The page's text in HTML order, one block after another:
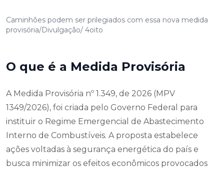
Caminhões podem ser prilegiados com essa nova medida
provisória/Divulgação/ 4oito
O que é a Medida Provisória
A Medida Provisória nº 1.349, de 2026 (MPV
1349/2026), foi criada pelo Governo Federal para
instituir o Regime Emergencial de Abastecimento
Interno de Combustíveis. A proposta estabelece
ações voltadas à segurança energética do país e
busca minimizar os efeitos econômicos provocados